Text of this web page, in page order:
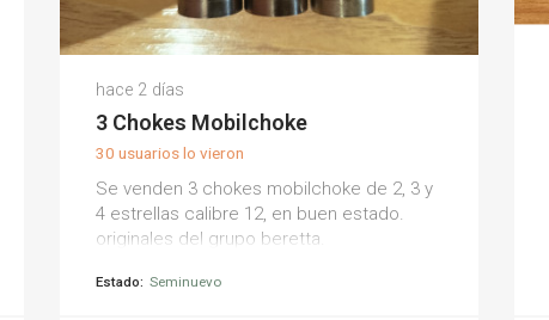
Celestino B.
(0)
hace 2 días
3 Chokes Mobilchoke
30 usuarios lo vieron
Se venden 3 chokes mobilchoke de 2, 3 y
4 estrellas calibre 12, en buen estado.
originales del grupo beretta.
Estado: Seminuevo